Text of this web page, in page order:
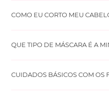
COMO EU CORTO MEU
QUE TIPO DE MÁSCARA É A
CUIDADOS BÁSICOS COM OS